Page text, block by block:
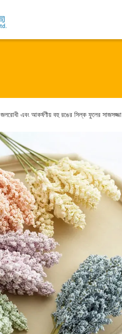
জলরোধী এবং আকর্ষণীয় বহু রঙের সিল্ক ফুলের সাজসজ্জা